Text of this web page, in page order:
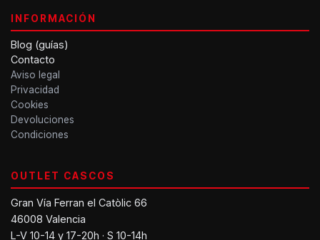
INFORMACIÓN
Blog (guías)
Contacto
Aviso legal
Privacidad
Cookies
Devoluciones
Condiciones
OUTLET CASCOS
Gran Vía Ferran el Catòlic 66
46008 Valencia
L-V 10-14 y 17-20h · S 10-14h